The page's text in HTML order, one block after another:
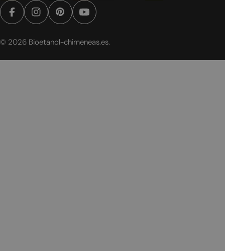
de
pagoFacebookInstagramPinterestYouTube
© 2026 Bioetanol-chimeneas.es.